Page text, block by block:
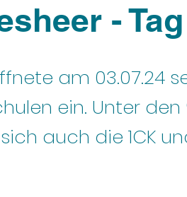
-
am 03.07.24
ein. Unter
auch die 1CK